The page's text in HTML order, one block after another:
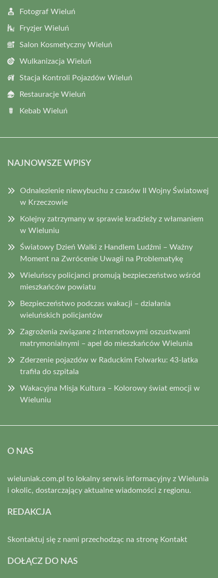
Fotograf Wieluń
Fryzjer Wieluń
Salon Kosmetyczny Wieluń
Wulkanizacja Wieluń
Stacja Kontroli Pojazdów Wieluń
Restauracje Wieluń
Kebab Wieluń
NAJNOWSZE WPISY
Odnalezienie niewybuchu z czasów II Wojny Światowej
w Krzeczowie
Kolejny zatrzymany w sprawie kradzieży z włamaniem
w Wieluniu
Światowy Dzień Walki z Handlem Ludźmi – Ważny
Moment na Zwrócenie Uwagii na Problematykę
Wieluńscy policjanci promują bezpieczeństwo wśród
mieszkańców powiatu
Bezpieczeństwo podczas wakacji – działania
wieluńskich policjantów
Zagrożenia związane z internetowymi oszustwami
matrymonialnymi – apel do mieszkańców Wielunia
Zderzenie pojazdów w Raduckim Folwarku: 43-latka
trafiła do szpitala
Wakacyjna Misja Kultura – Kolorowy świat emocji w
Wieluniu
O NAS
wieluniak.com.pl to lokalny serwis informacyjny z Wielunia
i okolic, dostarczający aktualne wiadomości z regionu.
REDAKCJA
Skontaktuj się z nami przechodząc na stronę Kontakt
DOŁĄCZ DO NAS